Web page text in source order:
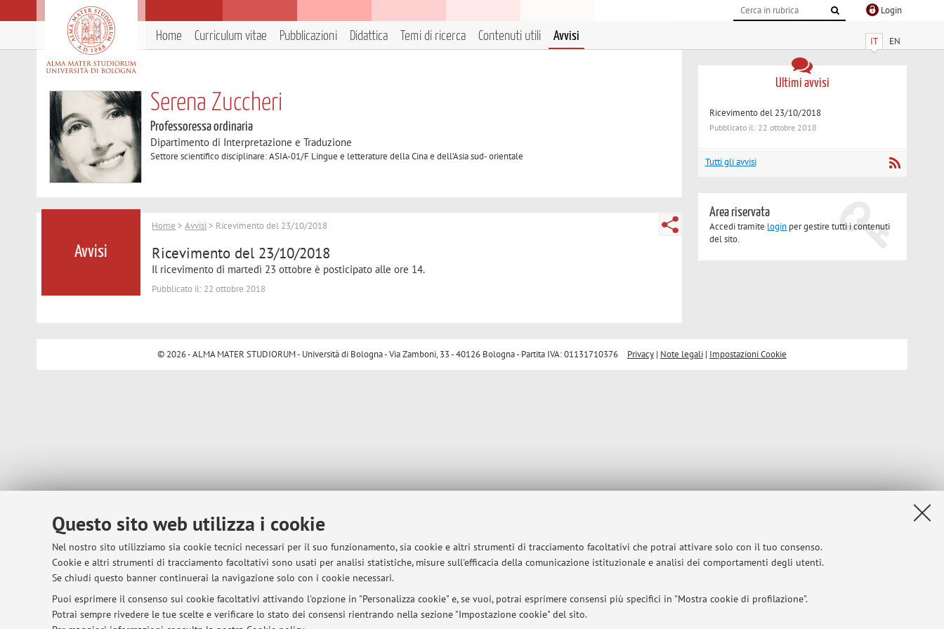
Questo sito web utilizza i cookie
Nel nostro sito utilizziamo sia cookie tecnici necessari per il suo funzionamento, sia cookie e altri strumenti di tracciamento facoltativi che potrai attivare solo con il tuo consenso.
Cookie e altri strumenti di tracciamento facoltativi sono usati per analisi statistiche, misure sull'efficacia della comunicazione istituzionale e analisi dei comportamenti degli utenti.
Se chiudi questo banner continuerai la navigazione solo con i cookie necessari.
Puoi esprimere il consenso sui cookie facoltativi attivando l'opzione in "Personalizza cookie" e, se vuoi, potrai esprimere consensi più specifici in "Mostra cookie di profilazione".
Potrai sempre rivedere le tue scelte e verificare lo stato dei consensi rientrando nella sezione "Impostazione cookie" del sito.
Login
IT EN
Home Curriculum vitae Pubblicazioni Didattica Temi di ricerca Contenuti utili Avvisi
Serena Zuccheri
Professoressa ordinaria
Dipartimento di Interpretazione e Traduzione
Settore scientifico disciplinare: ASIA-01/F Lingue e letterature della Cina e dell’Asia sud- orientale
Avvisi
Home >Avvisi > Ricevimento del 23/10/2018
Ricevimento del 23/10/2018
Il ricevimento di martedì 23 ottobre è posticipato alle ore 14.
Pubblicato il: 22 ottobre 2018
Ultimi avvisi
Ricevimento del 23/10/2018
Pubblicato il: 22 ottobre 2018
Tutti gli avvisi
Area riservata
Accedi tramite login per gestire tutti i contenuti
del sito.
© 2026 - ALMA MATER STUDIORUM - Università di Bologna - Via Zamboni, 33 - 40126 Bologna - Partita IVA: 01131710376 Privacy| Note legali| Impostazioni Cookie